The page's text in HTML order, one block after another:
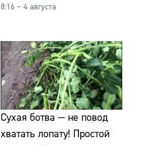
8:16 – 4 августа
Сухая ботва — не повод
хватать лопату! Простой